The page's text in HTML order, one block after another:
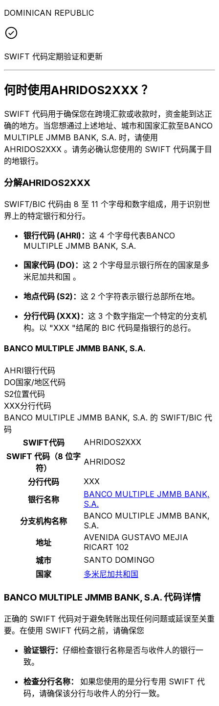
DOMINICAN REPUBLIC
SWIFT 代码定期验证和更新
何时使用AHRIDOS2XXX ？
SWIFT 代码用于确保您在跨境汇款或收款时，资金能到达正
确的地方。当您想通过上述地址、城市和国家汇款至BANCO
MULTIPLE JMMB BANK, S.A. 时，请使用
AHRIDOS2XXX 。请务必确认您使用的 SWIFT 代码属于目
的地银行。
分解AHRIDOS2XXX
SWIFT/BIC 代码由 8 至 11 个字母和数字组成，用于识别世
界上的特定银行和分行。
银行代码 (AHRI)： 这 4 个字母代表BANCO
MULTIPLE JMMB BANK, S.A.
国家代码 (DO)： 这 2 个字母显示银行所在的国家是多
米尼加共和国 。
地点代码 (S2)： 这 2 个字符表示银行总部所在地。
分行代码 (XXX)： 这 3 个数字指定一个特定的分支机
构。以 "XXX "结尾的 BIC 代码是指银行的总行。
BANCO MULTIPLE JMMB BANK, S.A.
AHRI银行代码
DO国家/地区代码
S2位置代码
XXX分行代码
BANCO MULTIPLE JMMB BANK, S.A. 的 SWIFT/BIC 代
码
SWIFT代码
AHRIDOS2XXX
SWIFT 代码（8 位字
符）
AHRIDOS2
分行代码
XXX
银行名称
BANCO MULTIPLE JMMB BANK,
S.A.
分支机构名称
BANCO MULTIPLE JMMB BANK,
S.A.
地址
AVENIDA GUSTAVO MEJIA
RICART 102
城市
SANTO DOMINGO
国家
多米尼加共和国
BANCO MULTIPLE JMMB BANK, S.A. 代码详情
正确的 SWIFT 代码对于避免转账出现任何问题或延误至关重
要。在使用 SWIFT 代码之前，请确保您
验证银行： 仔细检查银行名称是否与收件人的银行一
致。
检查分行名称： 如果您使用的是分行专用 SWIFT 代
码，请确保该分行与收件人的分行一致。